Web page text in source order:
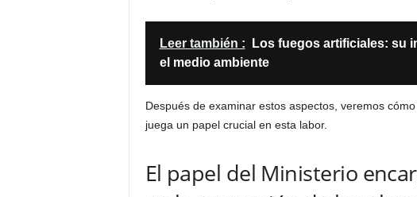
Leer también :
Los fuegos artificiales: su
el medio ambiente
Después de examinar estos aspectos, veremos
juega un papel crucial en esta labor.
El papel del Ministerio